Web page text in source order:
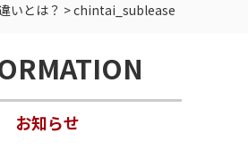
いとは？ >chintai_sublease
お知らせ